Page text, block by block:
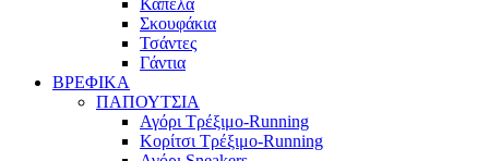
Καπέλα
Σκουφάκια
Τσάντες
Γάντια
ΒΡΕΦΙΚΑ
ΠΑΠΟΥΤΣΙΑ
Αγόρι Τρέξιμο-Running
Κορίτσι Τρέξιμο-Running